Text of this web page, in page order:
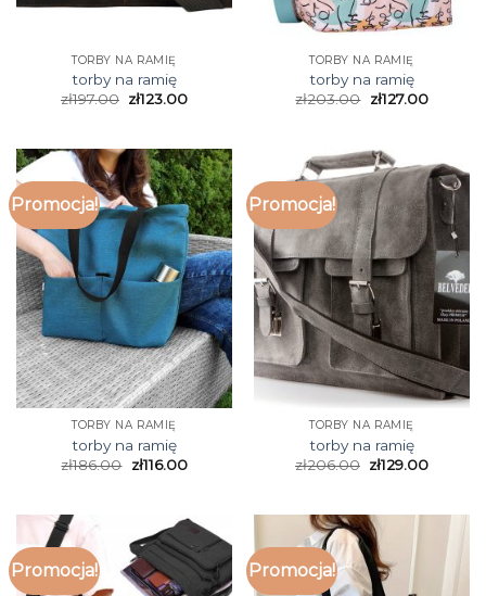
TORBY NA RAMIĘ
torby na ramię
zł197.00 zł123.00
TORBY NA RAMIĘ
torby na ramię
zł203.00 zł127.00
Promocja!
TORBY NA RAMIĘ
torby na ramię
zł186.00 zł116.00
Promocja!
TORBY NA RAMIĘ
torby na ramię
zł206.00 zł129.00
Promocja! Promocja!